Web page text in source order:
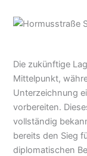
Die zukünftige
Mittelpunkt,
Unterzeichnung
vorbereiten.
vollständig
bereits den Sieg
diplomatischen